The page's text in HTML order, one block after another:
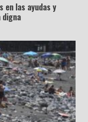
en las ayudas y
digna